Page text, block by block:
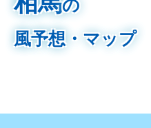
の
風予想・マップ